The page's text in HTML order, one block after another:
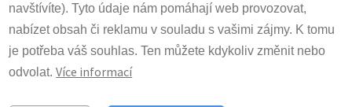
Important Links
www.avcr.cz
navštívíte). Tyto údaje nám pomáhají web provozovat,
nabízet obsah či reklamu v souladu s vašimi zájmy. K tomu
je potřeba váš souhlas. Ten můžete kdykoliv změnit nebo
odvolat. Více informací